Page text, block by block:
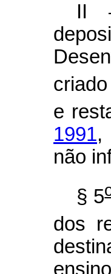
II
e
1991,
não
§ 5
dos